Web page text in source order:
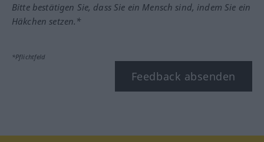
Bitte bestätigen Sie, dass Sie ein Mensch sind, indem Sie ein
Häkchen setzen.*
*Pflichtfeld
Feedback absenden